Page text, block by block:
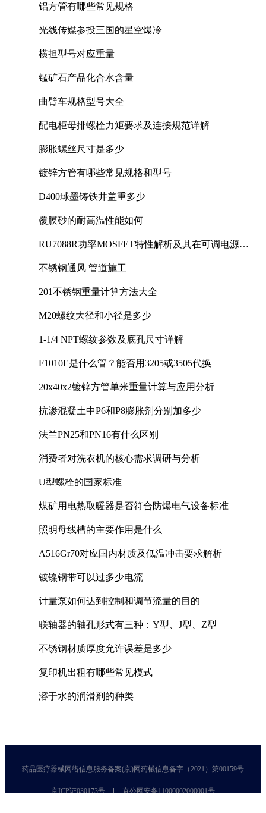
铝方管有哪些常见规格
光线传媒参投三国的星空爆冷
横担型号对应重量
锰矿石产品化合水含量
曲臂车规格型号大全
配电柜母排螺栓力矩要求及连接规范详解
膨胀螺丝尺寸是多少
镀锌方管有哪些常见规格和型号
D400球墨铸铁井盖重多少
覆膜砂的耐高温性能如何
RU7088R功率MOSFET特性解析及其在可调电源设
不锈钢通风 管道施工
201不锈钢重量计算方法大全
M20螺纹大径和小径是多少
1-1/4 NPT螺纹参数及底孔尺寸详解
F1010E是什么管？能否用3205或3505代换
20x40x2镀锌方管单米重量计算与应用分析
抗渗混凝土中P6和P8膨胀剂分别加多少
法兰PN25和PN16有什么区别
消费者对洗衣机的核心需求调研与分析
U型螺栓的国家标准
煤矿用电热取暖器是否符合防爆电气设备标准
照明母线槽的主要作用是什么
A516Gr70对应国内材质及低温冲击要求解析
镀镍钢带可以过多少电流
计量泵如何达到控制和调节流量的目的
联轴器的轴孔形式有三种：Y型、J型、Z型
不锈钢材质厚度允许误差是多少
复印机出租有哪些常见模式
溶于水的润滑剂的种类
药品医疗器械网络信息服务备案(京)网药械信息备字（2021）第00159号
京ICP证030173号 京公网安备11000002000001号